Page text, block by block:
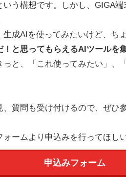
う構想です。しかし、GIGA
成AIを使ってみたいけど、ち
と思ってもらえるAIツールを
と、「これ使ってみたい」、
質問も受け付けるので、ぜひ
ームより申込みを行ってほしい
申込みフォーム